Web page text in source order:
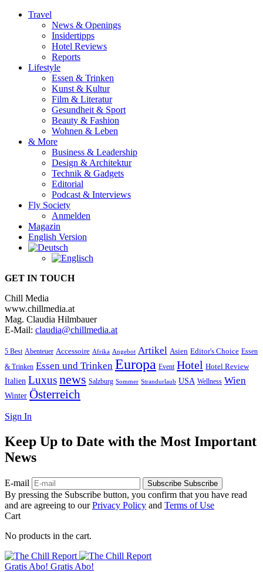
Travel
News & Openings
Insidertipps
Hotel Reviews
Reports
Lifestyle
Essen & Trinken
Kunst & Kultur
Film & Literatur
Gesundheit & Sport
Beauty & Fashion
Wohnen & Leben
& More
Business & Leadership
Design & Architektur
Technik & Gadgets
Editorial
Podcast & Interviews
Fly Society
Anmelden
Magazin
English Version
GET IN TOUCH
Chill Media
www.chillmedia.at
Mag. Claudia Hilmbauer
E-Mail: claudia@chillmedia.at
5 Best Abenteuer Accessoire Afrika Angebot Artikel Asien Editor's Choice Essen
& Trinken Essen und Trinken Europa Event Hotel Hotel Review
Italien Luxusnews Salzburg Sommer Strandurlaub USA Wellness Wien
Winter Österreich
Sign In
Keep Up to Date with the Most Important
News
E-mail Subscribe Subscribe
By pressing the Subscribe button, you confirm that you have read
and are agreeing to ourPrivacy Policy and Terms of Use
Cart
No products in the cart.
Gratis Abo! Gratis Abo!